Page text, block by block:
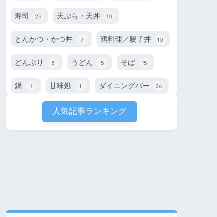
寿司 25 天ぷら・天丼 10
とんかつ・かつ丼 7 鶏料理／親子丼 10
どんぶり 8 うどん 5 そば 15
鍋 1 甘味処 1 ダイニングバー 26
人気記事ランキング